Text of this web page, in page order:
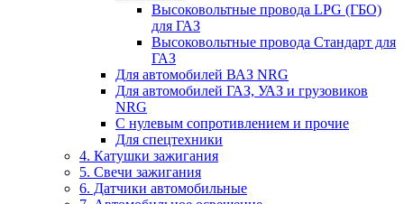
Высоковольтные провода LPG (ГБО)
для ГАЗ
Высоковольтные провода Стандарт для
ГАЗ
Для автомобилей ВАЗ NRG
Для автомобилей ГАЗ, УАЗ и грузовиков
NRG
С нулевым сопротивлением и прочие
Для спецтехники
4. Катушки зажигания
5. Свечи зажигания
6. Датчики автомобильные